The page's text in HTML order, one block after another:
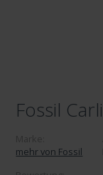
Fossil
mehr von Fossil